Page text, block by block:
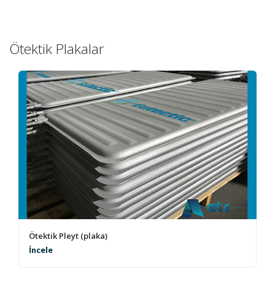
Ötektik Plakalar
Ötektik Pleyt (plaka)
İncele